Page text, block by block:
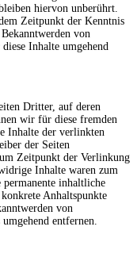
hiervon unberührt.
Zeitpunkt der Kenntnis
von
Inhalte umgehend
Dritter, auf deren
wir für diese fremden
Inhalte der verlinkten
der Seiten
Zeitpunkt der Verlinkung
Inhalte waren zum
inhaltliche
Anhaltspunkte
von
entfernen.